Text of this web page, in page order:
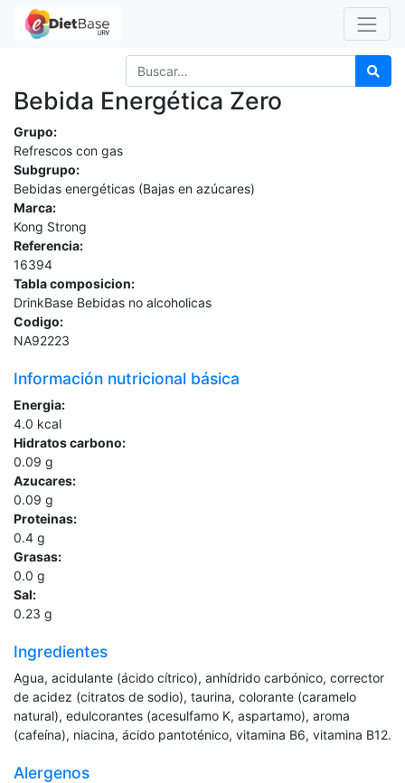
Bebida Energética Zero
Grupo:
Refrescos con gas
Subgrupo:
Bebidas energéticas (Bajas en azúcares)
Marca:
Kong Strong
Referencia:
16394
Tabla composicion:
DrinkBase Bebidas no alcoholicas
Codigo:
NA92223
Información nutricional básica
Energia:
4.0 kcal
Hidratos carbono:
0.09 g
Azucares:
0.09 g
Proteinas:
0.4 g
Grasas:
0.0 g
Sal:
0.23 g
Ingredientes
Agua, acidulante (ácido cítrico), anhídrido carbónico, corrector
de acidez (citratos de sodio), taurina, colorante (caramelo
natural), edulcorantes (acesulfamo K, aspartamo), aroma
(cafeína), niacina, ácido pantoténico, vitamina B6, vitamina B12.
Alergenos